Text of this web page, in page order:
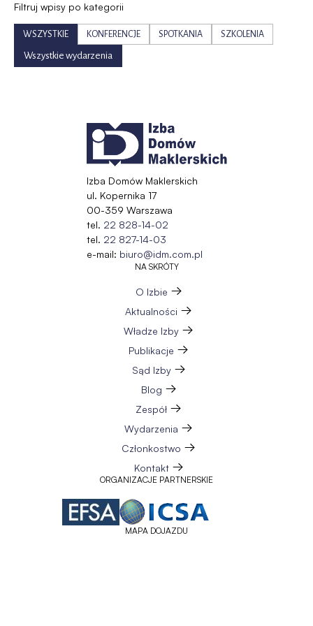
Filtruj wpisy po kategorii
WSZYSTKIE KONFERENCJE SPOTKANIA SZKOLENIA
Wszystkie wydarzenia
Izba Domów Maklerskich
ul. Kopernika 17
00-359 Warszawa
tel. 22 828-14-02
tel. 22 827-14-03
e-mail: biuro@idm.com.pl
NA SKRÓTY
O Izbie
Aktualności
Władze Izby
Publikacje
Sąd Izby
Blog
Zespół
Wydarzenia
Członkostwo
Kontakt
ORGANIZACJE PARTNERSKIE
MAPA DOJAZDU